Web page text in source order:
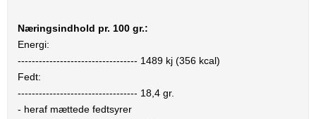
Næringsindhold pr. 100 gr.:
Energi:
---------------------------------- 1489 kj (356 kcal)
Fedt:
---------------------------------- 18,4 gr.
- heraf mættede fedtsyrer